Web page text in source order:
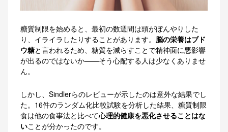
糖質制限を始めると、最初の数週間は頭がぼんやりした
り、イライラしたりすることがあります。 脳の栄養はブド
ウ糖と言われるため、糖質を減らすことで精神面に悪影響
が出るのではないか——そう心配する人は少なくありませ
ん。
しかし、Sindlerらのレビューが示したのは意外な結果でし
た。16件のランダム化比較試験を分析した結果、糖質制限
食は他の食事法と比べて心理的健康を悪化させることはな
いことが分かったのです。